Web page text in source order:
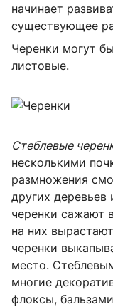
начинает
существующее
Черенки могут
листовые.
Стеблевые
несколькими
размножения
других деревьев
черенки сажают
на них
черенки
место.
многие
флоксы,